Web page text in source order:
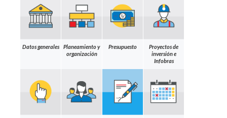
Datos generales
Planeamiento y
organización
Presupuesto
Proyectos de
inversión e
Infobras